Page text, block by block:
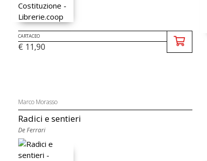
CARTACEO
€ 11,90
Marco Morasso
Radici e sentieri
De Ferrari